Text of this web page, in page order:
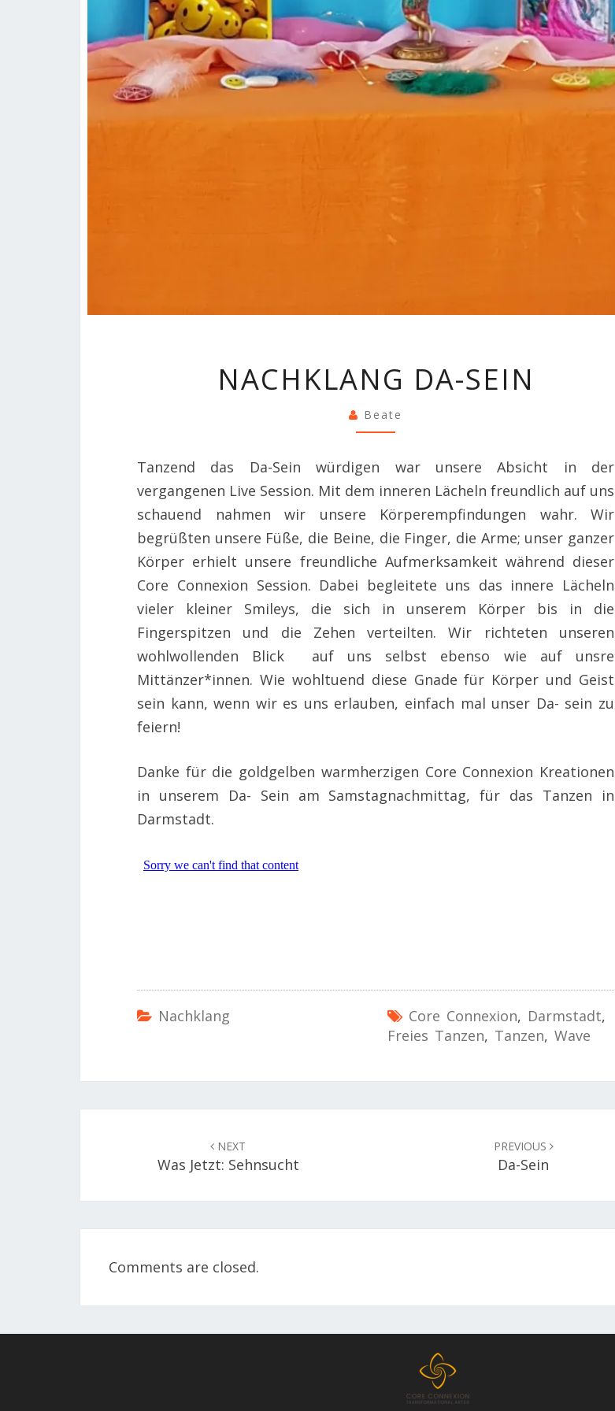
DA-
SEIN
NACHKLANG DA-SEIN
Beate
Tanzend das Da-Sein würdigen war unsere Absicht in der
vergangenen Live Session. Mit dem inneren Lächeln freundlich auf uns
schauend nahmen wir unsere Körperempfindungen wahr. Wir
begrüßten unsere Füße, die Beine, die Finger, die Arme; unser ganzer
Körper erhielt unsere freundliche Aufmerksamkeit während dieser
Core Connexion Session. Dabei begleitete uns das innere Lächeln
vieler kleiner Smileys, die sich in unserem Körper bis in die
Fingerspitzen und die Zehen verteilten. Wir richteten unseren
wohlwollenden Blick auf uns selbst ebenso wie auf unsre
Mittänzer*innen. Wie wohltuend diese Gnade für Körper und Geist
sein kann, wenn wir es uns erlauben, einfach mal unser Da- sein zu
feiern!
Danke für die goldgelben warmherzigen Core Connexion Kreationen
in unserem Da- Sein am Samstagnachmittag, für das Tanzen in
Darmstadt.
Nachklang Core Connexion, Darmstadt,
Freies Tanzen, Tanzen, Wave
NEXT
Was Jetzt: Sehnsucht
PREVIOUS
Da-Sein
Comments are closed.